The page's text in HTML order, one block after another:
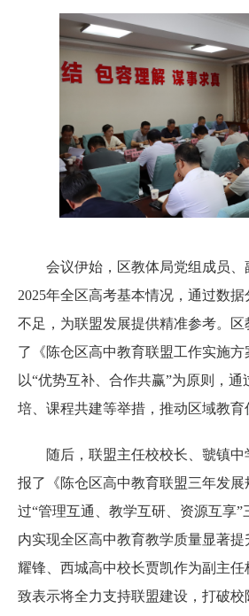
会议伊始，区教体局党组成员、
2025年全区高考基本情况，通过数
不足，为联盟发展提供精准参考。
了《陈仓区高中教育联盟工作实施
以“优势互补、合作共赢”为原则，
培、课程共建等举措，推动区域教
随后，联盟主任校校长、虢镇
报了《陈仓区高中教育联盟三年发展
过“管理互通、教学互研、资源互享
内实现全区高中教育教学质量显著
耀锋、西城高中校长贾凯作为副主
致表示将全力支持联盟建设，打破